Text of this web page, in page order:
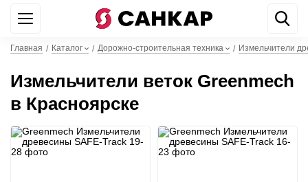
Главная / Каталог / Дорожно-строительная техника / Измельчители
Измельчители веток Greenmech
в Красноярске
WhatsApp +7 499 842 22 44